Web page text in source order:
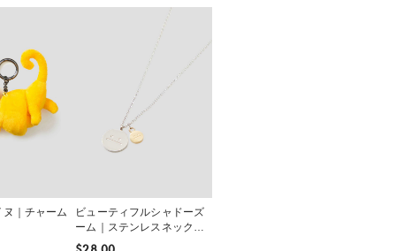
｜チャーム
ビューティフルシャドーズ
ーム｜ステンレスネックレ
ス